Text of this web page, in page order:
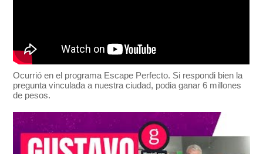
Ocurrió en el programa Escape Perfecto. Si respondi bien la
pregunta vinculada a nuestra ciudad, podia ganar 6 millones
de pesos.